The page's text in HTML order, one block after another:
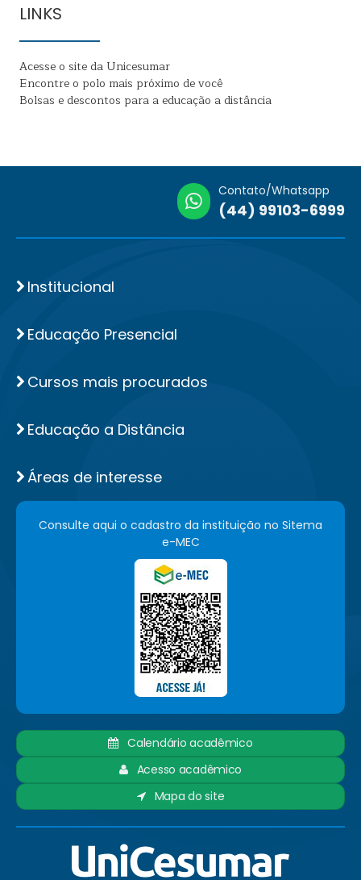
LINKS
Acesse o site da Unicesumar
Encontre o polo mais próximo de você
Bolsas e descontos para a educação a distância
Contato/Whatsapp
(44) 99103-6999
Institucional
Educação Presencial
Cursos mais procurados
Educação a Distância
Áreas de interesse
Consulte aqui o cadastro da instituição no Sitema
e-MEC
Calendário acadêmico
Acesso acadêmico
Mapa do site